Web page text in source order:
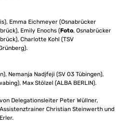
Emma Eichmeyer (Osnabrücker
Emily Enochs (Foto, Osnabrücker
Charlotte Kohl (TSV
Nemanja Nadjfeji (SV 03 Tübingen),
Max Stölzel (ALBA BERLIN).
Delegationsleiter Peter Wüllner,
Christian Steinwerth und